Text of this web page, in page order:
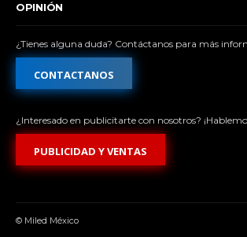
OPINIÓN
¿Tienes alguna duda? Contáctanos para más
CONTACTANOS
¿Interesado en publicitarte con nosotros?
PUBLICIDAD Y VENTAS
© Miled México